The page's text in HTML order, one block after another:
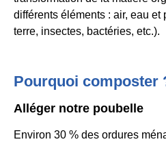
différents éléments : air, eau et
terre, insectes, bactéries, etc.).
Pourquoi composter
Alléger notre poubelle
Environ 30 % des ordures